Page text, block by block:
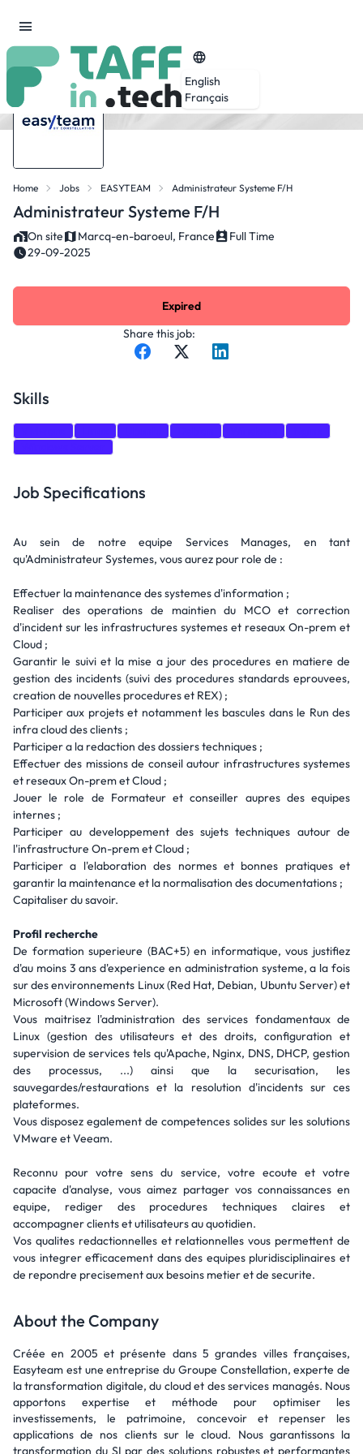
English
Français
Home Jobs EASYTEAM Administrateur Systeme F/H
Administrateur Systeme F/H
On site Marcq-en-baroeul, France
Full Time
29-09-2025
Share this job:
Expired
Skills
Job Specifications
Au sein de notre equipe Services Manages, en tant
qu'Administrateur Systemes, vous aurez pour role de :
Effectuer la maintenance des systemes d'information ;
Realiser des operations de maintien du MCO et correction
d'incident sur les infrastructures systemes et reseaux On-prem et
Cloud ;
Garantir le suivi et la mise a jour des procedures en matiere de
gestion des incidents (suivi des procedures standards eprouvees,
creation de nouvelles procedures et REX) ;
Participer aux projets et notamment les bascules dans le Run des
infra cloud des clients ;
Participer a la redaction des dossiers techniques ;
Effectuer des missions de conseil autour infrastructures systemes
et reseaux On-prem et Cloud ;
Jouer le role de Formateur et conseiller aupres des equipes
internes ;
Participer au developpement des sujets techniques autour de
l'infrastructure On-prem et Cloud ;
Participer a l'elaboration des normes et bonnes pratiques et
garantir la maintenance et la normalisation des documentations ;
Capitaliser du savoir.
Profil recherche
De formation superieure (BAC+5) en informatique, vous justifiez
d'au moins 3 ans d'experience en administration systeme, a la fois
sur des environnements Linux (Red Hat, Debian, Ubuntu Server) et
Microsoft (Windows Server).
Vous maitrisez l'administration des services fondamentaux de
Linux (gestion des utilisateurs et des droits, configuration et
supervision de services tels qu'Apache, Nginx, DNS, DHCP, gestion
des processus, ...) ainsi que la securisation, les
sauvegardes/restaurations et la resolution d'incidents sur ces
plateformes.
Vous disposez egalement de competences solides sur les solutions
VMware et Veeam.
Reconnu pour votre sens du service, votre ecoute et votre
capacite d'analyse, vous aimez partager vos connaissances en
equipe, rediger des procedures techniques claires et
accompagner clients et utilisateurs au quotidien.
Vos qualites redactionnelles et relationnelles vous permettent de
vous integrer efficacement dans des equipes pluridisciplinaires et
de repondre precisement aux besoins metier et de securite.
About the Company
Créée en 2005 et présente dans 5 grandes villes françaises,
Easyteam est une entreprise du Groupe Constellation, experte de
la transformation digitale, du cloud et des services managés. Nous
apportons expertise et méthode pour optimiser les
investissements, le patrimoine, concevoir et repenser les
applications de nos clients sur le cloud. Nous garantissons la
transformation du SI par des solutions robustes et performantes